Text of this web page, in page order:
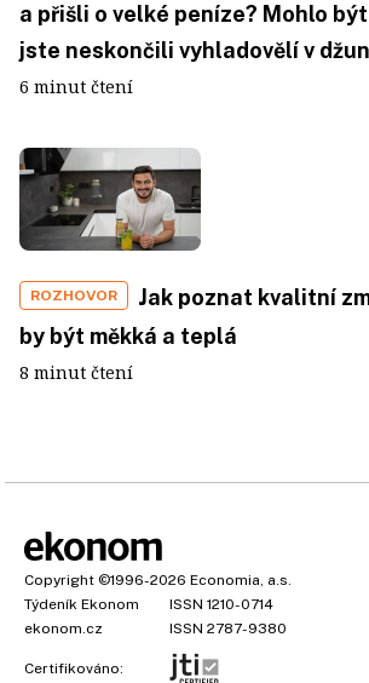
a přišli o velké peníze? Mohlo
jste neskončili vyhladovělí v
6 minut čtení
ROZHOVOR
Jak poznat kvalitní
by být měkká a teplá
8 minut čtení
Copyright ©1996-2026 Economia, a.s.
Týdeník Ekonom
ISSN 1210-0714
ekonom.cz
ISSN 2787-9380
Certifikováno: